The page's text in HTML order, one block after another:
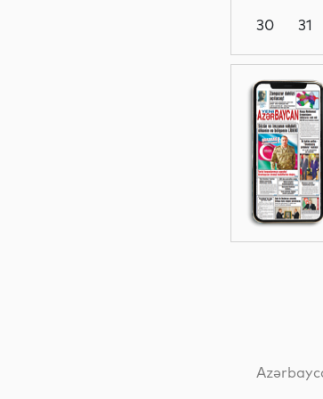
Maraqlı
Maraqlı
30
31